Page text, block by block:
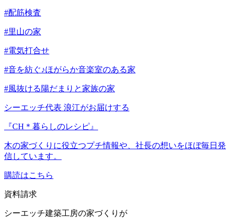
#配筋検査
#里山の家
#電気打合せ
#音を紡ぐ♪ほがらか音楽室のある家
#風抜ける陽だまりと家族の家
シーエッチ代表 浪江がお届けする
『CH＊暮らしのレシピ』
木の家づくりに役立つプチ情報や、社長の想いをほぼ毎日発
信しています。
購読はこちら
資料請求
シーエッチ建築工房の家づくりが